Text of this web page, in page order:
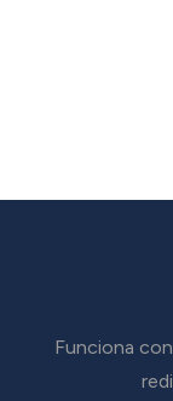
Funciona con